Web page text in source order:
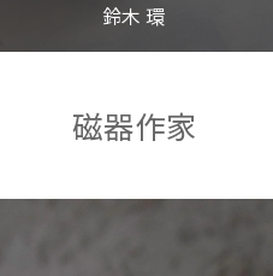
鈴木 環
VIEW MORE
磁器作家